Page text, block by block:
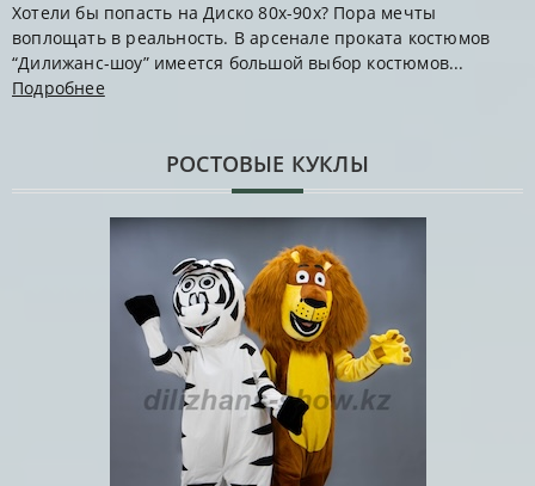
Хотели бы попасть на Диско 80х-90х? Пора мечты
воплощать в реальность. В арсенале проката костюмов
“Дилижанс-шоу” имеется большой выбор костюмов...
Подробнее
РОСТОВЫЕ КУКЛЫ